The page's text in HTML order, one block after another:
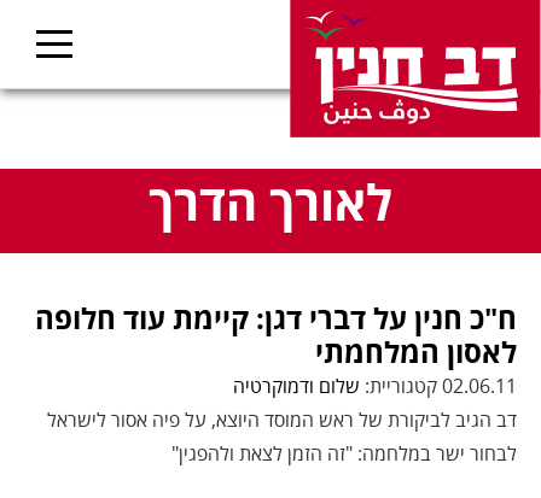
לאורך הדרך
ח"כ חנין על דברי דגן: קיימת עוד חלופה
לאסון המלחמתי
02.06.11 קטגוריית:
שלום ודמוקרטיה
דב הגיב לביקורת של ראש המוסד היוצא, על פיה אסור לישראל
לבחור ישר במלחמה: "זה הזמן לצאת ולהפגין"